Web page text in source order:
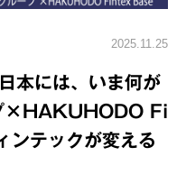
2025.11.25
本には、いま何が
×HAKUHODO Fi
テックが変える